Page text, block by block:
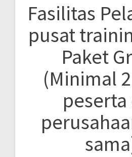
Fasilitas
pusat
Paket
(Minimal
peserta